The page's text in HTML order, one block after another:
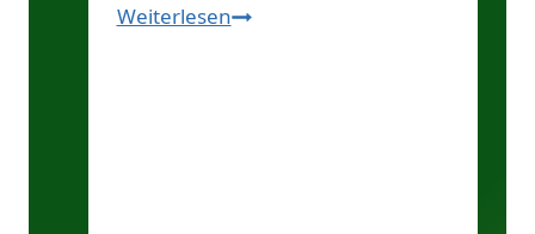
WeiterlesenWichtel: